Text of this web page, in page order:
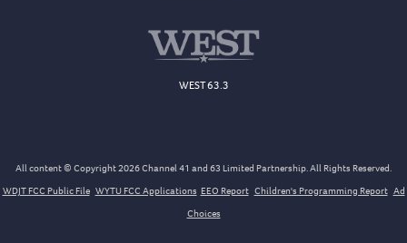
WEST 63.3
All content © Copyright 2026 Channel 41 and 63 Limited Partnership. All Rights Reserved.
WDJT FCC Public File WYTU FCC Applications EEO Report Children's Programming Report Ad
Choices